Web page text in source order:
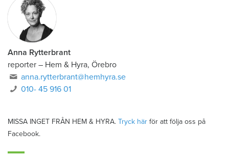
Anna Rytterbrant
reporter – Hem & Hyra, Örebro
anna.rytterbrant@hemhyra.se
010- 45 916 01
MISSA INGET FRÅN HEM & HYRA. Tryck här för att följa oss på
Facebook.